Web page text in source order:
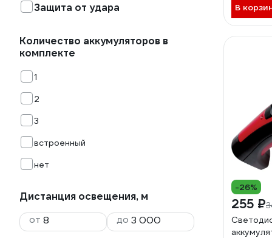
Защита от удара
Количество аккумуляторов в
комплекте
1
2
3
встроенный
нет
Дистанция освещения, м
от
до
В
-26%
255 ₽